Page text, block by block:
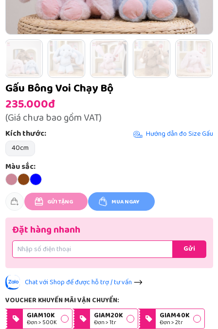
Gấu Bông Voi Chạy Bộ
235.000đ
(Giá chưa bao gồm VAT)
Kích thước:
Hướng dẫn đo Size Gấu
40cm
Màu sắc:
GỬI TẶNG MUA NGAY
Đặt hàng nhanh
Gửi
Chat với Shop để được hỗ trợ / tư vấn
VOUCHER KHUYẾN MÃI VẬN CHUYỂN:
GIAM10K
Đơn > 500K
GIAM20K
Đơn > 1tr
GIAM40K
Đơn > 2tr